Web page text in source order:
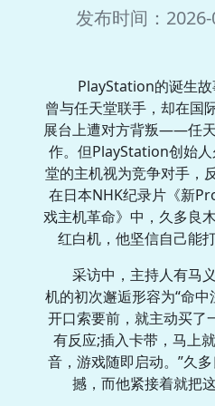
发布时间：
PlayStation的诞生
曾与任天堂联手，却在国
展台上遭对方背叛——任
作。但PlayStation创始
堂的主机视为竞争对手，
在日本NHK纪录片《新
戏主机革命》中，久多良
红白机，他坚信自己能
采访中，主持人有马
机的初次邂逅形容为“命
开口索要前，就主动买了
有反应;插入卡带，马上
音，游戏随即启动。”久
撼，而他紧接着就把